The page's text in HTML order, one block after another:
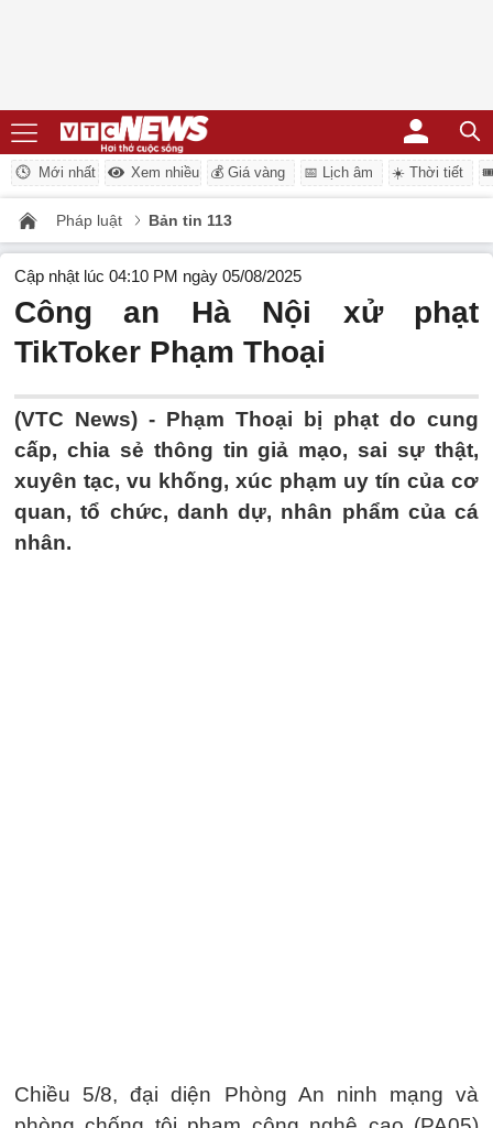
Mới nhất Xem nhiều 💰 Giá vàng 📅 Lịch âm ☀️ Thời tiết
Pháp luật Bản tin 113
Cập nhật lúc 04:10 PM ngày 05/08/2025
Công an Hà Nội xử phạt
TikToker Phạm Thoại
(VTC News) - Phạm Thoại bị phạt do cung
cấp, chia sẻ thông tin giả mạo, sai sự thật,
xuyên tạc, vu khống, xúc phạm uy tín của cơ
quan, tổ chức, danh dự, nhân phẩm của cá
nhân.
Chiều 5/8, đại diện Phòng An ninh mạng và